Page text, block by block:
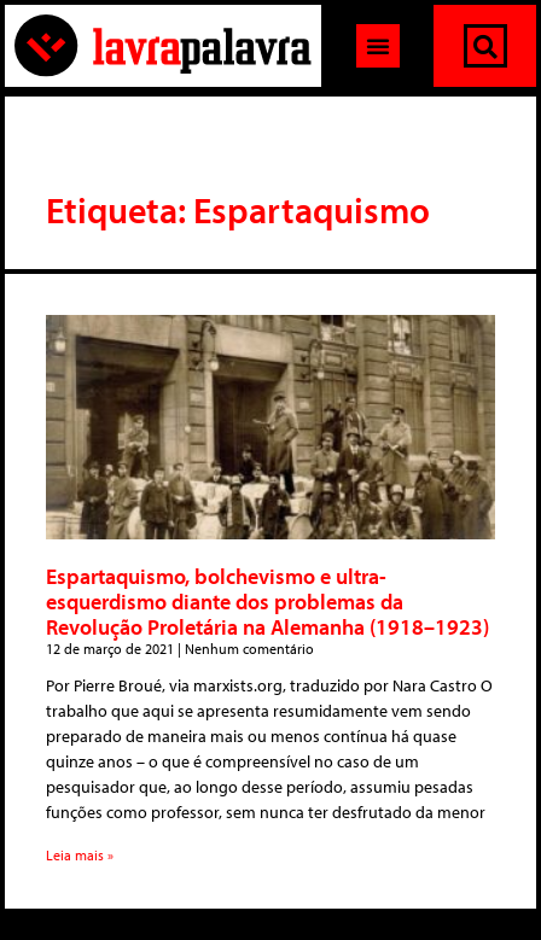
Etiqueta: Espartaquismo
Espartaquismo, bolchevismo e ultra-
esquerdismo diante dos problemas da
Revolução Proletária na Alemanha (1918–1923)
12 de março de 2021 Nenhum comentário
Por Pierre Broué, via marxists.org, traduzido por Nara Castro O
trabalho que aqui se apresenta resumidamente vem sendo
preparado de maneira mais ou menos contínua há quase
quinze anos – o que é compreensível no caso de um
pesquisador que, ao longo desse período, assumiu pesadas
funções como professor, sem nunca ter desfrutado da menor
Leia mais »